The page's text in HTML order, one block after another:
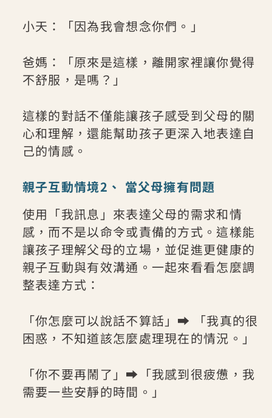
小天：「因為我會想念你們。」
爸媽：「原來是這樣，離開家裡讓你覺得
不舒服，是嗎？」
這樣的對話不僅能讓孩子感受到父母的關
心和理解，還能幫助孩子更深入地表達自
己的情感。
親子互動情境2、 當父母擁有問題
使用「我訊息」來表達父母的需求和情
感，而不是以命令或責備的方式。這樣能
讓孩子理解父母的立場，並促進更健康的
親子互動與有效溝通。一起來看看怎麼調
整表達方式：
「你怎麼可以說話不算話」➡ 「我真的很
困惑，不知道該怎麼處理現在的情況。」
「你不要再鬧了」➡「我感到很疲憊，我
需要一些安靜的時間。」